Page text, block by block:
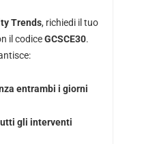
Trends, richiedi il tuo
il codiceGCSCE30.
entrambi i giorni
gli interventi